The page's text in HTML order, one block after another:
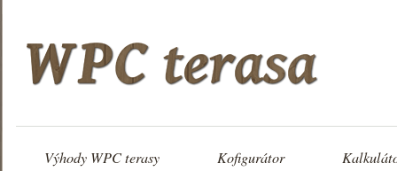
Výhody WPC terasy Kofigurátor